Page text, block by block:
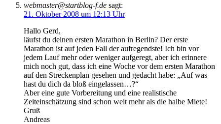
webmaster@startblog-f.de sagt:
21. Oktober 2008 um 12:13 Uhr
Hallo Gerd,
läufst du deinen ersten Marathon in Berlin? Der erste
Marathon ist auf jeden Fall der aufregendste! Ich bin vor
jedem Lauf mehr oder weniger aufgeregt, aber ich erinnere
mich noch gut, dass ich eine Woche vor dem ersten Marathon
auf den Streckenplan gesehen und gedacht habe: „Auf was
hast du dich da bloß eingelassen…?“
Aber eine gute Vorbereitung und eine realistische
Zeiteinschätzung sind schon weit mehr als die halbe Miete!
Gruß
Andreas